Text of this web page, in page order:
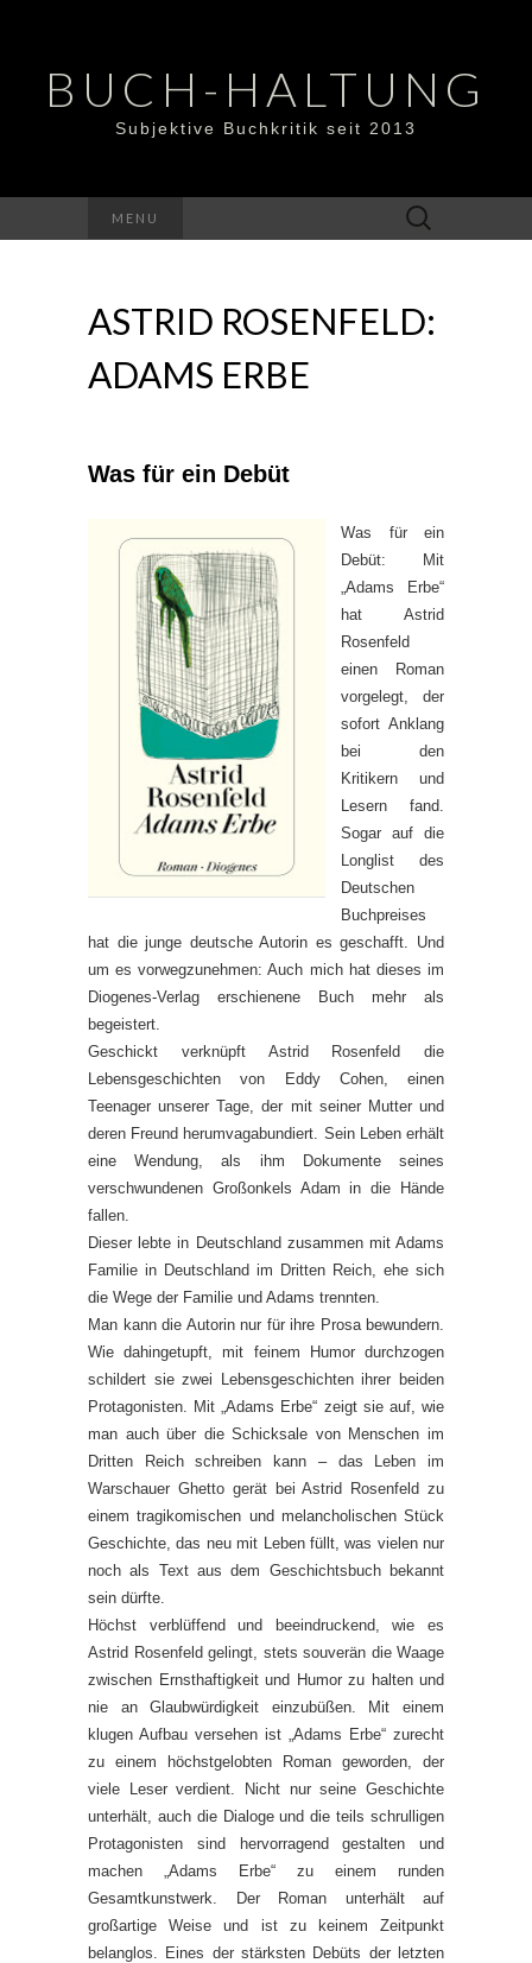
BUCH-HALTUNG
Subjektive Buchkritik seit 2013
MENU
Suchen
nach:
ASTRID ROSENFELD:
ADAMS ERBE
Was für ein Debüt
Was für ein
Debüt: Mit
„Adams Erbe“
hat Astrid
Rosenfeld
einen Roman
vorgelegt, der
sofort Anklang
bei den
Kritikern und
Lesern fand.
Sogar auf die
Longlist des
Deutschen
Buchpreises
hat die junge deutsche Autorin es geschafft. Und
um es vorwegzunehmen: Auch mich hat dieses im
Diogenes-Verlag erschienene Buch mehr als
begeistert.
Geschickt verknüpft Astrid Rosenfeld die
Lebensgeschichten von Eddy Cohen, einen
Teenager unserer Tage, der mit seiner Mutter und
deren Freund herumvagabundiert. Sein Leben erhält
eine Wendung, als ihm Dokumente seines
verschwundenen Großonkels Adam in die Hände
fallen.
Dieser lebte in Deutschland zusammen mit Adams
Familie in Deutschland im Dritten Reich, ehe sich
die Wege der Familie und Adams trennten.
Man kann die Autorin nur für ihre Prosa bewundern.
Wie dahingetupft, mit feinem Humor durchzogen
schildert sie zwei Lebensgeschichten ihrer beiden
Protagonisten. Mit „Adams Erbe“ zeigt sie auf, wie
man auch über die Schicksale von Menschen im
Dritten Reich schreiben kann – das Leben im
Warschauer Ghetto gerät bei Astrid Rosenfeld zu
einem tragikomischen und melancholischen Stück
Geschichte, das neu mit Leben füllt, was vielen nur
noch als Text aus dem Geschichtsbuch bekannt
sein dürfte.
Höchst verblüffend und beeindruckend, wie es
Astrid Rosenfeld gelingt, stets souverän die Waage
zwischen Ernsthaftigkeit und Humor zu halten und
nie an Glaubwürdigkeit einzubüßen. Mit einem
klugen Aufbau versehen ist „Adams Erbe“ zurecht
zu einem höchstgelobten Roman geworden, der
viele Leser verdient. Nicht nur seine Geschichte
unterhält, auch die Dialoge und die teils schrulligen
Protagonisten sind hervorragend gestalten und
machen „Adams Erbe“ zu einem runden
Gesamtkunstwerk. Der Roman unterhält auf
großartige Weise und ist zu keinem Zeitpunkt
belanglos. Eines der stärksten Debüts der letzten